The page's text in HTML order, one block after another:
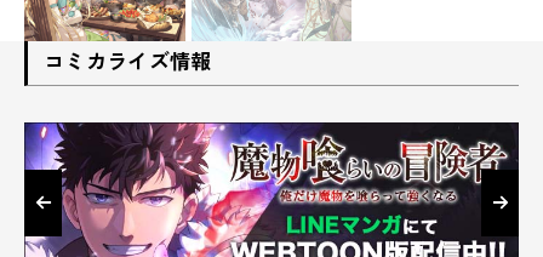
コミカライズ情報